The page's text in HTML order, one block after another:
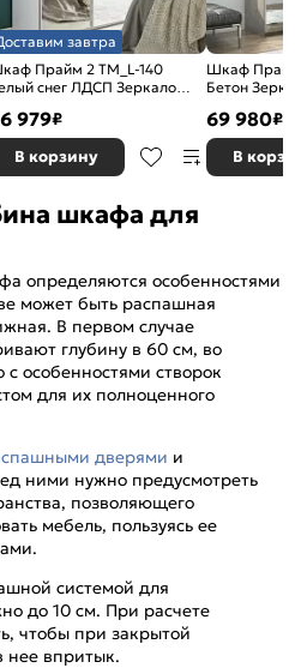
завтра
Прайм 2 TM_L-140
снег ЛДСП Зеркало
979₽
В корзину
Шкаф
Бетон
69 980₽
В
шкафа для
определяются особенностями
может быть распашная
В первом случае
глубину в 60 см, во
особенностями створок
для их полноценного
дверями и
ними нужно предусмотреть
позволяющего
мебель, пользуясь ее
системой для
до 10 см. При расчете
чтобы при закрытой
нее впритык.